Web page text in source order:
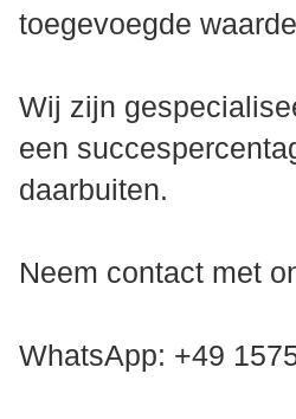
toegevoegde
Wij zijn
een
daarbuiten.
Neem contact met
WhatsApp: +49